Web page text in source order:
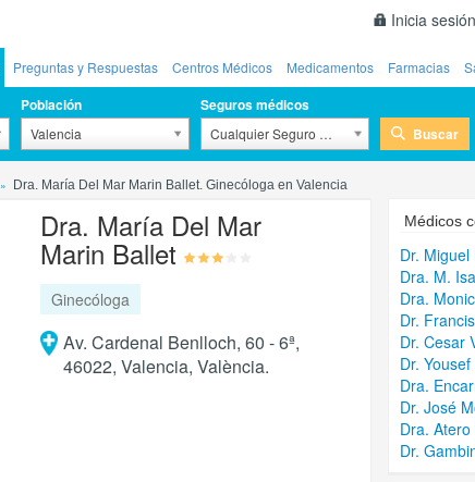
Inicia sesión
Preguntas y Respuestas Centros Médicos Medicamentos Farmacias
Población
Valencia
Seguros médicos
Cualquier Seguro Médico Buscar
Dra. María Del Mar Marin Ballet. Ginecóloga en Valencia
Dra. María Del Mar
Marin Ballet
Ginecóloga
Av. Cardenal Benlloch, 60 - 6ª,
46022, Valencia, València.
Médicos
Dr.
Dra. M.
Dra.
Dr.
Dr. Cesar
Dr.
Dra.
Dr. José
Dra.
Dr.